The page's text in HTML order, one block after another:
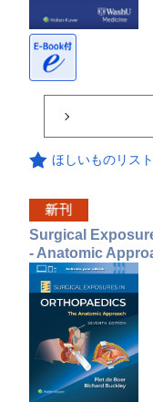
ほしいものリス
Surgical
- Anatomic